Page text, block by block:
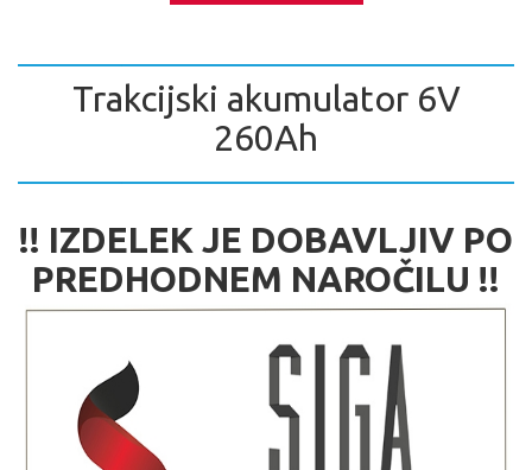
Trakcijski akumulator 6V
260Ah
!! IZDELEK JE DOBAVLJIV PO
PREDHODNEM NAROČILU !!